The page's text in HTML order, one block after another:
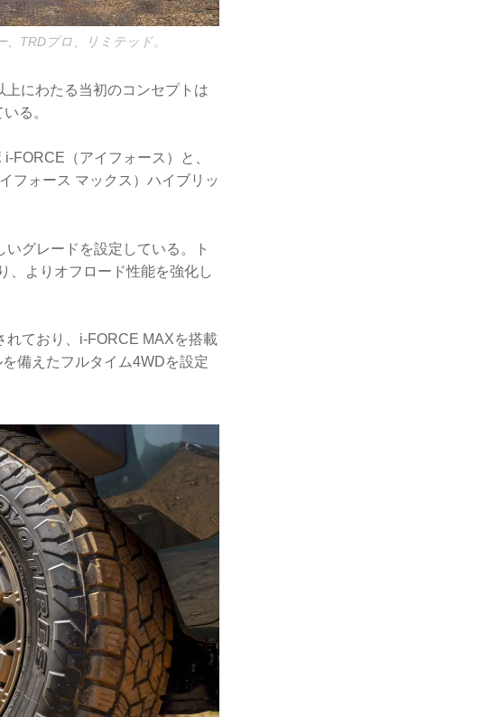
TRDプロ、リミテッド。
にわたる当初のコンセプトは
る。
FORCE（アイフォース）と、
フォース マックス）ハイブリッ
グレードを設定している。ト
、よりオフロード性能を強化し
ており、i-FORCE MAXを搭載
備えたフルタイム4WDを設定